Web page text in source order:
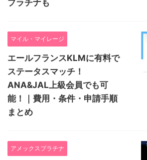
プラチナも
マイル・マイレージ
エールフランスKLMに有料で
ステータスマッチ！
ANA&JAL上級会員でも可
能！｜費用・条件・申請手順
まとめ
アメックスプラチナ